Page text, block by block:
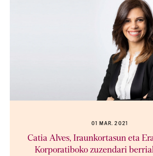
01 MAR. 2021
Catia Alves, Iraunkortasun eta
Korporatiboko zuzendari